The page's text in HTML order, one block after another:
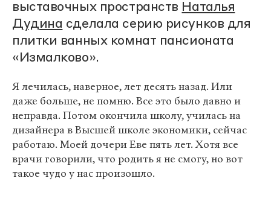
выставочных пространств Наталья
Дудина сделала серию рисунков для
плитки ванных комнат пансионата
«Измалково».
Я лечилась, наверное, лет десять назад. Или
даже больше, не помню. Все это было давно и
неправда. Потом окончила школу, училась на
дизайнера в Высшей школе экономики, сейчас
работаю. Моей дочери Еве пять лет. Хотя все
врачи говорили, что родить я не смогу, но вот
такое чудо у нас произошло.